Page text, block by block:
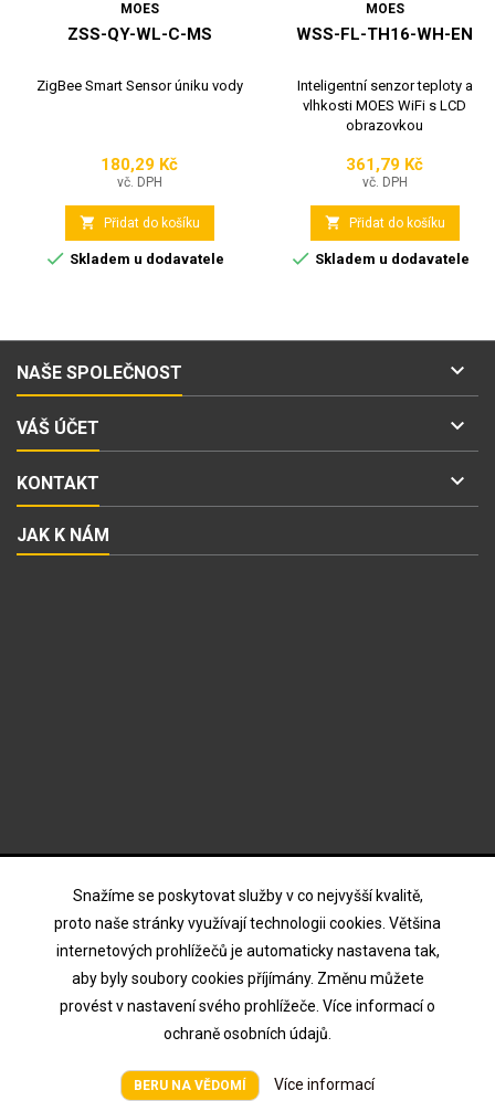
Snažíme se poskytovat služby v co nejvyšší kvalitě,
proto naše stránky využívají technologii cookies. Většina
internetových prohlížečů je automaticky nastavena tak,
aby byly soubory cookies příjímány. Změnu můžete
provést v nastavení svého prohlížeče. Více informací o
ochraně osobních údajů.
BERU NA VĚDOMÍ Více informací
MOES
ZSS-QY-WL-C-MS
ZigBee Smart Sensor úniku vody
Cena
180,29 Kč
vč. DPH
 Přidat do košíku
 Skladem u dodavatele
MOES
WSS-FL-TH16-WH-EN
Inteligentní senzor teploty a
vlhkosti MOES WiFi s LCD
obrazovkou
Cena
361,79 Kč
vč. DPH
 Přidat do košíku
 Skladem u dodavatele
NAŠE SPOLEČNOST 
VÁŠ ÚČET 
KONTAKT 
JAK K NÁM
Souhlasím s podmínkami a zásadami ochrany osobních
údajů
Všechna práva vyhrazena © HTV Hodina 2026